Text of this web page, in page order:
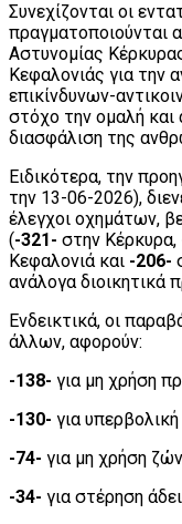
Συνεχίζονται οι
πραγματοποιούνται
Αστυνομίας
Κεφαλονιάς για την
επικίνδυνων-
στόχο την ομαλή
διασφάλιση της
Ειδικότερα, την
την 13-06-2026),
έλεγχοι οχημάτων,
(-321- στην Κέρκυρα,
Κεφαλονιά και -206-
ανάλογα διοικητικά
Ενδεικτικά, οι
άλλων, αφορούν:
-138- για μη χρήση
-130- για
-74- για μη χρήση
-34- για στέρηση